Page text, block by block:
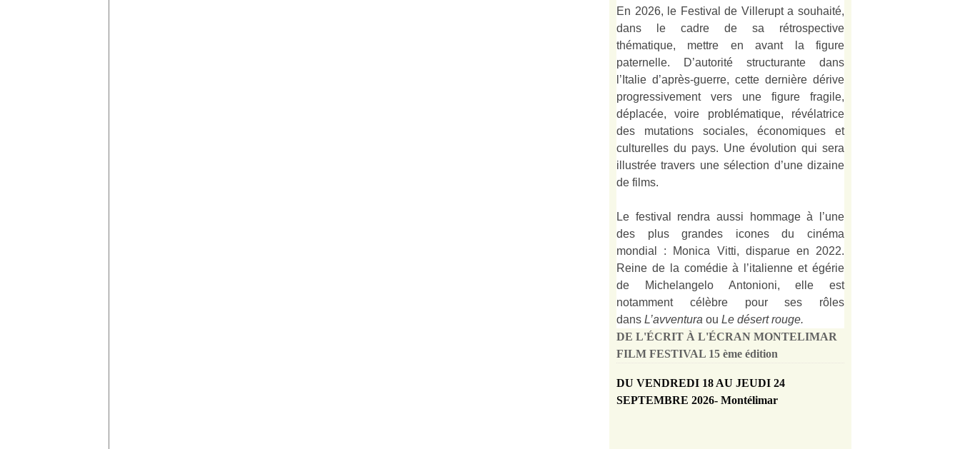
En 2026, le Festival de Villerupt a souhaité,
dans le cadre de sa rétrospective
thématique, mettre en avant la figure
paternelle. D’autorité structurante dans
l’Italie d’après-guerre, cette dernière dérive
progressivement vers une figure fragile,
déplacée, voire problématique, révélatrice
des mutations sociales, économiques et
culturelles du pays. Une évolution qui sera
illustrée travers une sélection d’une dizaine
de films.
Le festival rendra aussi hommage à l’une
des plus grandes icones du cinéma
mondial : Monica Vitti, disparue en 2022.
Reine de la comédie à l’italienne et égérie
de Michelangelo Antonioni, elle est
notamment célèbre pour ses rôles
dans L’avventura ou Le désert rouge.
DE L'ÉCRIT À L'ÉCRAN MONTELIMAR
FILM FESTIVAL 15 ème édition
DU VENDREDI 18 AU JEUDI 24
SEPTEMBRE 2026- Montélimar